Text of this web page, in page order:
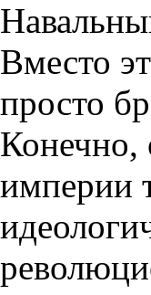
Вместо
просто
Конечно,
империи